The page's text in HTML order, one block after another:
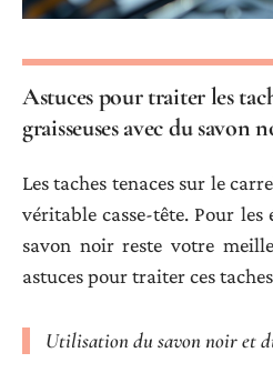
Astuces pour traiter les
graisseuses avec du savon
Les taches tenaces sur le
véritable casse-tête. Pour
savon noir reste votre
astuces pour traiter ces
Utilisation du savon noir et